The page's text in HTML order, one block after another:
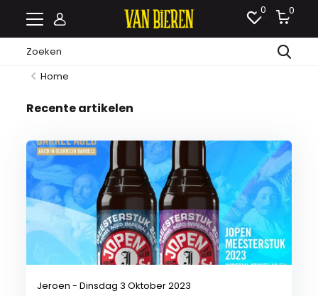
0 0
Home
Recente artikelen
Jeroen - Dinsdag 3 Oktober 2023